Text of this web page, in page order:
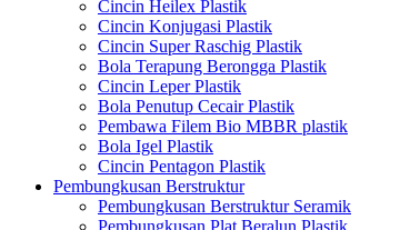
Cincin Heilex Plastik
Cincin Konjugasi Plastik
Cincin Super Raschig Plastik
Bola Terapung Berongga Plastik
Cincin Leper Plastik
Bola Penutup Cecair Plastik
Pembawa Filem Bio MBBR plastik
Bola Igel Plastik
Cincin Pentagon Plastik
Pembungkusan Berstruktur
Pembungkusan Berstruktur Seramik
Pembungkusan Plat Beralun Plastik